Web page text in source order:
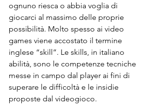
ognuno riesca o abbia voglia di
giocarci al massimo delle proprie
possibilità. Molto spesso ai video
games viene accostato il termine
inglese “skill”. Le skills, in italiano
abilità, sono le competenze tecniche
messe in campo dal player ai fini di
superare le difficoltà e le insidie
proposte dal videogioco.